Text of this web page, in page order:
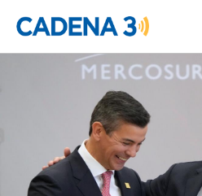
Uruguay asume la
Mercosur con el
más abierto al mundo